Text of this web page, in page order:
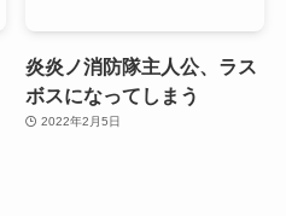
炎炎ノ消防隊主人公、ラス
ボスになってしまう
2022年2月5日